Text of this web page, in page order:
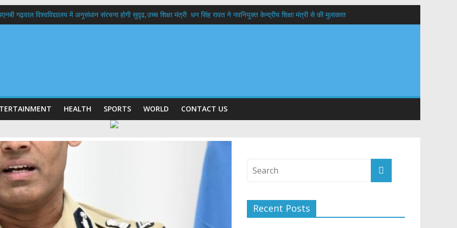
गढ़वाल विश्वविद्यालय में अनुसंधान संरचना होगी सुदृढ,उच्च शिक्षा मंत्री धन सिंह रावत ने नवनियुक्त केन्द्रीय शिक्षा मंत्री से की मुलाकात
दिवस पर मुख्यमंत्री धामी ने उत्कृष्ट बुनकरों और हस्तशिल्प कारीगरों को किया सम्मानित
HEALTH SPORTS WORLD CONTACT US
Recent Posts